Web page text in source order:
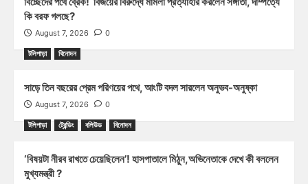
কি বরফ গলছে?
August 7, 2026 0
টলিপাড়া বিনোদন
সাড়ে তিন বছরের প্রেম পরিণয়ের পথে, আংটি বদল সারলেন অনুভব-অনুষ্কা
August 7, 2026 0
টলিপাড়া ট্রেন্ডিং বলিউড বিনোদন
‘বিষয়টা নীরব রাখতে চেয়েছিলেন’! হাসপাতালে মিঠুন,অভিনেতাকে দেখে কী বললেন
মুখ্যমন্ত্রী ?